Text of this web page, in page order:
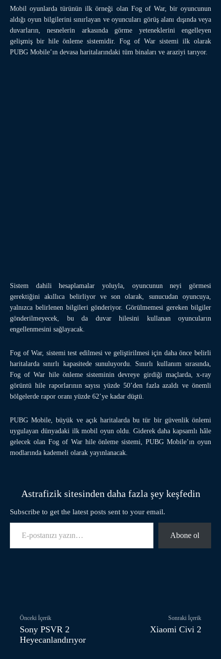
Mobil oyunlarda türünün ilk örneği olan Fog of War, bir oyuncunun
aldığı oyun bilgilerini sınırlayan ve oyuncuları görüş alanı dışında veya
duvarların, nesnelerin arkasında görme yeteneklerini engelleyen
gelişmiş bir hile önleme sistemidir. Fog of War sistemi ilk olarak
PUBG Mobile’ın devasa haritalarındaki tüm binaları ve araziyi tarıyor.
Sistem dahili hesaplamalar yoluyla, oyuncunun neyi görmesi
gerektiğini akıllıca belirliyor ve son olarak, sunucudan oyuncuya,
yalnızca belirlenen bilgileri gönderiyor. Görülmemesi gereken bilgiler
gönderilmeyecek, bu da duvar hilesini kullanan oyuncuların
engellenmesini sağlayacak.
Fog of War, sistemi test edilmesi ve geliştirilmesi için daha önce belirli
haritalarda sınırlı kapasitede sunuluyordu. Sınırlı kullanım sırasında,
Fog of War hile önleme sisteminin devreye girdiği maçlarda, x-ray
görüntü hile raporlarının sayısı yüzde 50’den fazla azaldı ve önemli
bölgelerde rapor oranı yüzde 62’ye kadar düştü.
PUBG Mobile, büyük ve açık haritalarda bu tür bir güvenlik önlemi
uygulayan dünyadaki ilk mobil oyun oldu. Giderek daha kapsamlı hâle
gelecek olan Fog of War hile önleme sistemi, PUBG Mobile’ın oyun
modlarında kademeli olarak yayınlanacak.
Astrafizik sitesinden daha fazla şey keşfedin
Subscribe to get the latest posts sent to your email.
E-postanızı yazın…
Abone ol
Önceki İçerik
Sony PSVR 2
Heyecanlandırıyor
Sonraki İçerik
Xiaomi Civi 2